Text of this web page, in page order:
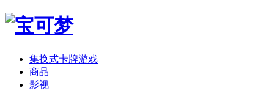
集换式卡牌游戏
商品
影视